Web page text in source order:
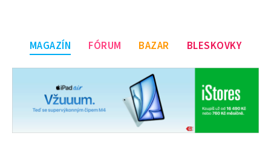
MAGAZÍN FÓRUM BAZAR BLESKOVKY